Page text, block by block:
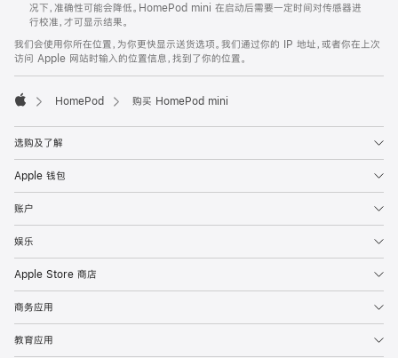
况下，准确性可能会降低。HomePod mini 在启动后需要一定时间对传感器进
行校准，才可显示结果。
我们会使用你所在位置，为你更快显示送货选项。我们通过你的 IP 地址，或者你在上次
访问 Apple 网站时输入的位置信息，找到了你的位置。
HomePod 购买 HomePod mini
选购及了解
Apple 钱包
账户
娱乐
Apple Store 商店
商务应用
教育应用